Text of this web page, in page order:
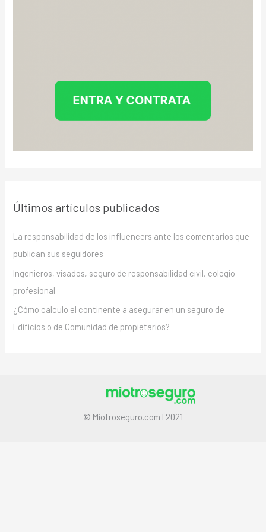
Últimos artículos publicados
La responsabilidad de los influencers ante los comentarios que
publican sus seguidores
Ingenieros, visados, seguro de responsabilidad civil, colegio
profesional
¿Cómo calculo el continente a asegurar en un seguro de
Edificios o de Comunidad de propietarios?
© Miotroseguro.com I 2021